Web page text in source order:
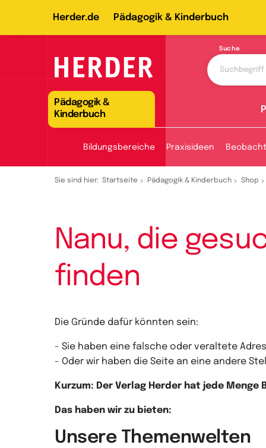
Herder.de Pädagogik & Kinderbuch
Suche
Pädagogik &
Kinderbuch
Bildungsbereiche Praxisideen
Sie sind hier: Startseite Pädagogik & Kinderbuch Shop
Nanu, die
finden
Die Gründe dafür könnten sein:
- Sie haben eine falsche oder veraltete
- Oder wir haben die Seite an eine andere
Kurzum: Der Verlag Herder hat jede
Das haben wir zu bieten:
Unsere Themenwelten